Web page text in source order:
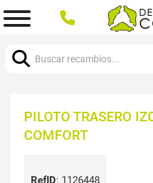
PILOTO TRASERO
COMFORT
RefID: 1126448